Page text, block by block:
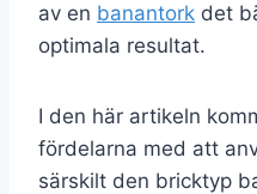
av en banantork det
optimala resultat.
I den här artikeln
fördelarna med att
särskilt den bricktyp